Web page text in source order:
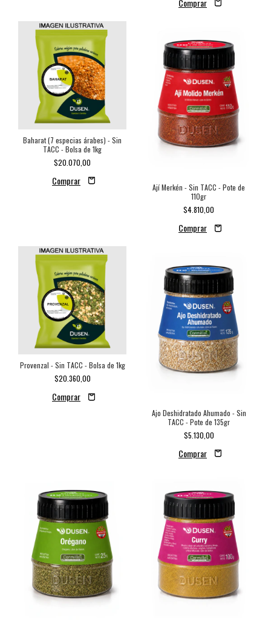
Baharat (7 especias árabes) - Sin
TACC - Bolsa de 1kg
$20.070,00
Ají Merkén - Sin TACC - Pote de
110gr
$4.810,00
Provenzal - Sin TACC - Bolsa de 1kg
$20.360,00
Ajo Deshidratado Ahumado - Sin
TACC - Pote de 135gr
$5.130,00